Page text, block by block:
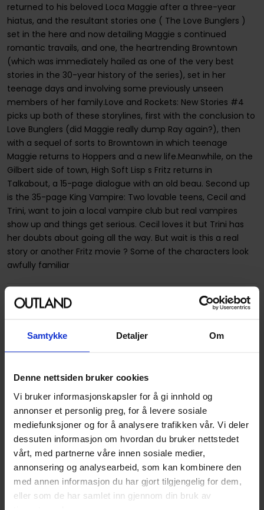
Samtykke Detaljer Om
Denne nettsiden bruker cookies
Vi bruker informasjonskapsler for å gi innhold og
annonser et personlig preg, for å levere sosiale
mediefunksjoner og for å analysere trafikken vår. Vi deler
dessuten informasjon om hvordan du bruker nettstedet
vårt, med partnerne våre innen sosiale medier,
annonsering og analysearbeid, som kan kombinere den
med annen informasjon du har gjort tilgjengelig for dem,
eller som de har samlet inn gjennom din bruk av
returned to his beloved Loca Maggie after a three-year
hiatus, and the resultant stories one ( The Love Bunglers )
set in the here and now detailing Maggie s continued
romantic travails, and one, the heartrending Browntown
(which was immediately hailed as one of the very best
stories in the 30-year history of the series), set in her
teenage days and involving some previously unseen
members of her family.Love and Rockets: New Stories #4
picks up both of these storylines, first with the conclusion to
Love Bunglers (did Maggie really dump Ray again?), then
with a sequel of sorts to Browntown in which teenage
Maggie returns to Hoppers and a new life.Meanwhile, on the
Gilbert side of town, High Soft Lisp s Fritz returns in
Talkabout, a 15-page dialogue with an old beau. Second up
is the 35-page King Vampire: Two lovable teens, Cecil and
Trini, want to join a local vampire club but real vampires
show up and things get serious. Cecil loves it but Trini has
her doubts about going all the way. But wait is this a real
story or another Fritz movie ? Some of the characters look
awfully familiar
Spesifikasjoner
SKU
9781606994900
Vekt (Kg) :
Format
Paperback
Serie
Love and Rockets
Forfattere
Gilbert Hernandez
Jaime
Sjanger
Litterær
Antall Sider
104